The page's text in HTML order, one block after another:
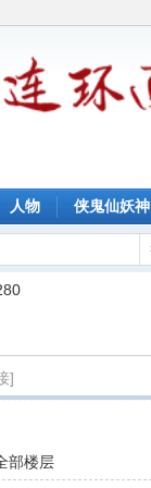
人物 侠鬼仙妖神
]
部楼层